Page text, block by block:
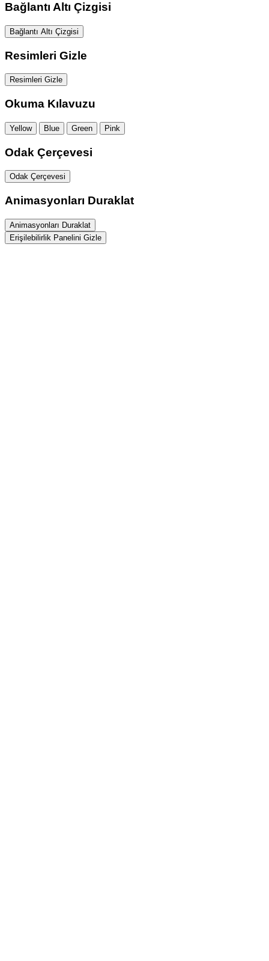
Bağlantı Altı Çizgisi
Bağlantı Altı Çizgisi
Resimleri Gizle
Resimleri Gizle
Okuma Kılavuzu
Yellow Blue Green Pink
Odak Çerçevesi
Odak Çerçevesi
Animasyonları Duraklat
Animasyonları Duraklat
Erişilebilirlik Panelini Gizle